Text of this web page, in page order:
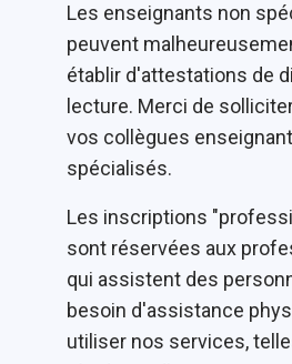
Les enseignants non
peuvent
établir d'attestations de
lecture. Merci de
vos collègues
spécialisés.
Les inscriptions
sont réservées aux
qui assistent des
besoin d'assistance
utiliser nos services,